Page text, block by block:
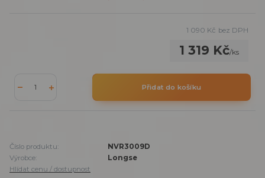
1 319 Kč/ks
1 090 Kč bez DPH
Přidat do košíku
Číslo produktu:
NVR3009D
Výrobce:
Longse
Hlídat cenu / dostupnost